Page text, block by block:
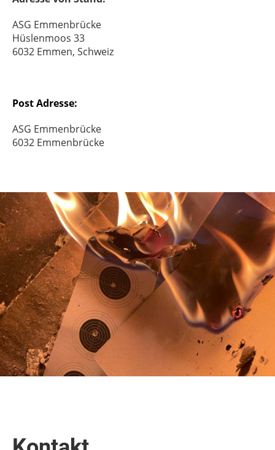
ASG Emmenbrücke
Hüslenmoos 33
6032 Emmen, Schweiz
Post Adresse:
ASG Emmenbrücke
6032 Emmenbrücke